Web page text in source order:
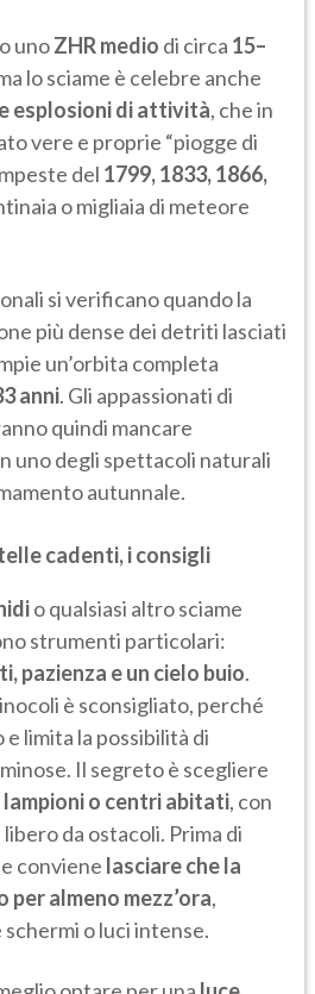
unoZHR medio di circa 15–
lo sciame è celebre anche
esplosioni di attività, che in
vere e proprie “piogge di
del 1799, 1833, 1866,
o migliaia di meteore
si verificano quando la
più dense dei detriti lasciati
un’orbita completa
anni. Gli appassionati di
quindi mancare
uno degli spettacoli naturali
autunnale.
cadenti, i consigli
o qualsiasi altro sciame
strumenti particolari:
pazienza e un cielo buio.
è sconsigliato, perché
limita la possibilità di
Il segreto è scegliere
o centri abitati, con
da ostacoli. Prima di
conviene lasciare che la
almeno mezz’ora,
o luci intense.